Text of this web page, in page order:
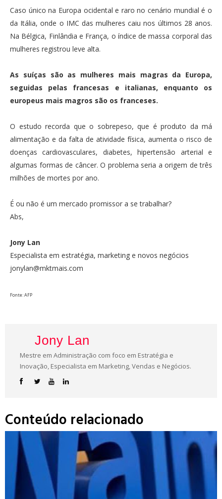
Caso único na Europa ocidental e raro no cenário mundial é o
da Itália, onde o IMC das mulheres caiu nos últimos 28 anos.
Na Bélgica, Finlândia e França, o índice de massa corporal das
mulheres registrou leve alta.
As suíças são as mulheres mais magras da Europa,
seguidas pelas francesas e italianas, enquanto os
europeus mais magros são os franceses.
O estudo recorda que o sobrepeso, que é produto da má
alimentação e da falta de atividade física, aumenta o risco de
doenças cardiovasculares, diabetes, hipertensão arterial e
algumas formas de câncer. O problema seria a origem de três
milhões de mortes por ano.
É ou não é um mercado promissor a se trabalhar?
Abs,
Jony Lan
Especialista em estratégia, marketing e novos negócios
jonylan@mktmais.com
Fonte: AFP
Jony Lan
Mestre em Administração com foco em Estratégia e
Inovação, Especialista em Marketing, Vendas e Negócios.
Conteúdo relacionado